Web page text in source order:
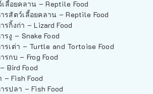
ลี้อยคลาน – Reptile Food
รสัตว์เลี้อยคลาน – Reptile Food
รกิ้งก่า – Lizard Food
รงู – Snake Food
รเต่า – Turtle and Tortoise Food
รกบ – Frog Food
Bird Food
– Fish Food
รปลา – Fish Food